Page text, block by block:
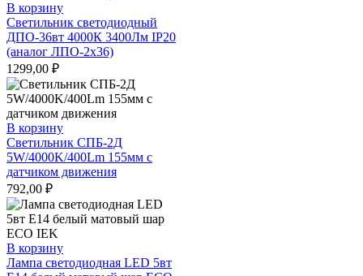
В корзину
Светильник светодиодный
ДПО-36вт 4000К 3400Лм IP20
(аналог ЛПО-2х36)
1299,00 ₽
В корзину
Светильник СПБ-2Д
5W/4000K/400Lm 155мм с
датчиком движения
792,00 ₽
В корзину
Лампа светодиодная LED 5вт